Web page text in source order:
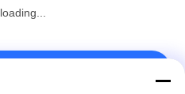
loading...